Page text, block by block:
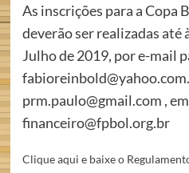
As inscrições para a Copa
deverão ser realizadas até
Julho de 2019, por e-mail
prm.paulo@gmail.com ,
financeiro@fpbol.org.br
Clique aqui e baixe o